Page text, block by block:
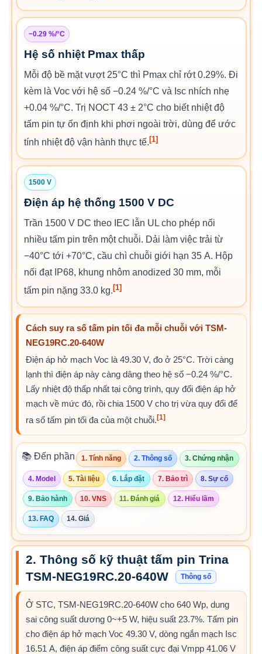
−0.29 %/°C
Hệ số nhiệt Pmax thấp
Mỗi độ bề mặt vượt 25°C thì Pmax chỉ rớt 0.29%. Đi
kèm là Voc với hệ số −0.24 %/°C và Isc nhích nhẹ
+0.04 %/°C. Trị NOCT 43 ± 2°C cho biết nhiệt độ
tấm pin tự ổn định khi phơi ngoài trời, dùng để ước
tính nhiệt độ vận hành thực tế. [1]
1500 V
Điện áp hệ thống 1500 V DC
Trần 1500 V DC theo IEC lẫn UL cho phép nối
nhiều tấm pin trên một chuỗi. Dải làm việc trải từ
−40°C tới +70°C, cầu chì chuỗi giới hạn 35 A. Hộp
nối đạt IP68, khung nhôm anodized 30 mm, mỗi
tấm pin nặng 33.0 kg. [1]
Cách suy ra số tấm pin tối đa mỗi chuỗi với TSM-
NEG19RC.20-640W
Điện áp hở mạch Voc là 49.30 V, đo ở 25°C. Trời càng
lạnh thì điện áp này càng dâng theo hệ số −0.24 %/°C.
Lấy nhiệt độ thấp nhất tại công trình, quy đổi điện áp hở
mạch về mức đó, rồi chia 1500 V cho trị vừa quy đổi để
ra số tấm pin tối đa của một chuỗi. [1]
📚 Đến phần 1. Tính năng 2. Thông số 3. Chứng nhận
4. Model 5. Tài liệu 6. Lắp đặt 7. Bảo trì 8. Sự cố
9. Bảo hành 10. VNS 11. Đánh giá 12. Hiểu lầm
13. FAQ 14. Giá
2. Thông số kỹ thuật tấm pin Trina
TSM-NEG19RC.20-640W
Thông số
Ở STC, TSM-NEG19RC.20-640W cho 640 Wp, dung
sai công suất dương 0~+5 W, hiệu suất 23.7%. Tấm pin
cho điện áp hở mạch Voc 49.30 V, dòng ngắn mạch Isc
16.51 A, điện áp điểm công suất cực đại Vmpp 41.06 V